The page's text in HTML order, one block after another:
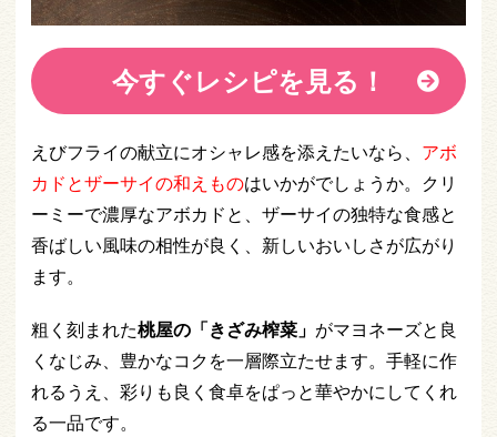
今すぐレシピを見る！
えびフライの献立にオシャレ感を添えたいなら、 アボ
カドとザーサイの和えものはいかがでしょうか。クリ
ーミーで濃厚なアボカドと、ザーサイの独特な食感と
香ばしい風味の相性が良く、新しいおいしさが広がり
ます。
粗く刻まれた桃屋の「きざみ榨菜」 がマヨネーズと良
くなじみ、豊かなコクを一層際立たせます。手軽に作
れるうえ、彩りも良く食卓をぱっと華やかにしてくれ
る一品です。